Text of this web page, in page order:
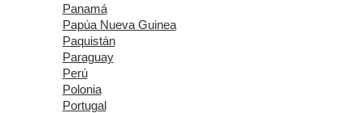
Panamá
Papúa Nueva Guinea
Paquistán
Paraguay
Perú
Polonia
Portugal